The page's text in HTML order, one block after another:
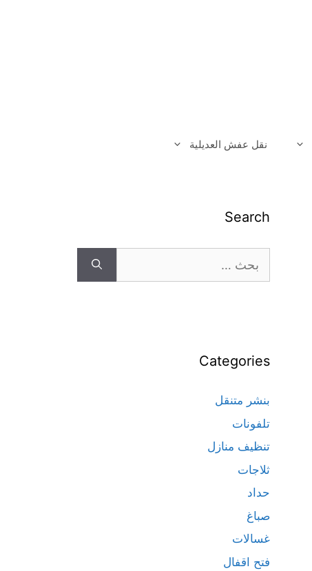
نقل عفش العديلية
Search
Categories
بنشر متنقل
تلفونات
تنظيف منازل
ثلاجات
حداد
صباغ
غسالات
فتح اقفال